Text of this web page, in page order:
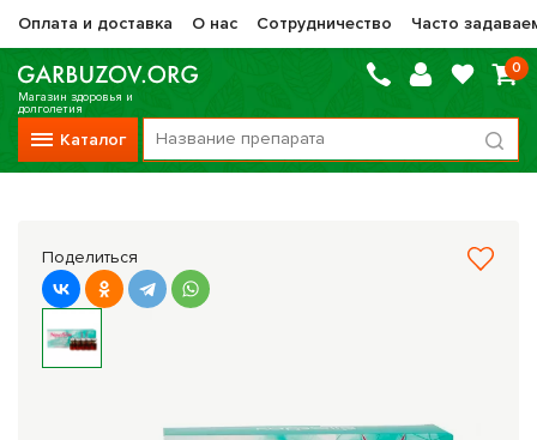
Оплата и доставка О нас Сотрудничество Часто
Магазин здоровья и
долголетия
Каталог
0
Препараты НТК Жизненная Сила
Сашера-Мед
Поделиться